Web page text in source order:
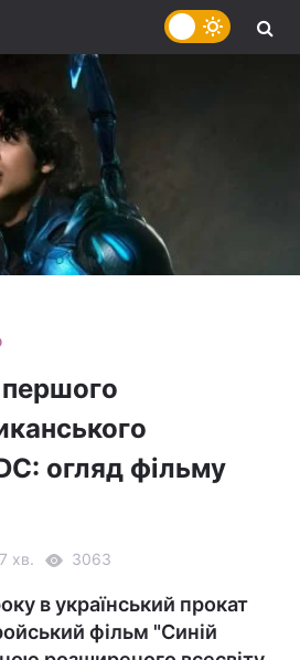
першого
огляд фільму
7 хв. 3063
в український прокат
фільм "Синій